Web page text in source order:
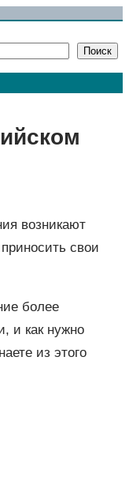
Поиск
возникают
свои
более
и как нужно
из этого